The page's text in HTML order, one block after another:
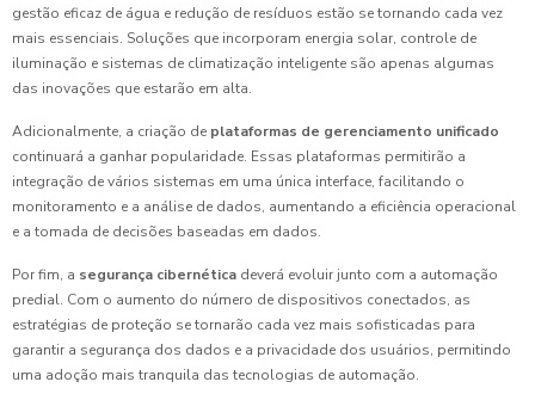
gestão eficaz de água e redução de resíduos estão se tornando cada vez
mais essenciais. Soluções que incorporam energia solar, controle de
iluminação e sistemas de climatização inteligente são apenas algumas
das inovações que estarão em alta.
Adicionalmente, a criação de plataformas de gerenciamento unificado
continuará a ganhar popularidade. Essas plataformas permitirão a
integração de vários sistemas em uma única interface, facilitando o
monitoramento e a análise de dados, aumentando a eficiência operacional
e a tomada de decisões baseadas em dados.
Por fim, a segurança cibernética deverá evoluir junto com a automação
predial. Com o aumento do número de dispositivos conectados, as
estratégias de proteção se tornarão cada vez mais sofisticadas para
garantir a segurança dos dados e a privacidade dos usuários, permitindo
uma adoção mais tranquila das tecnologias de automação.